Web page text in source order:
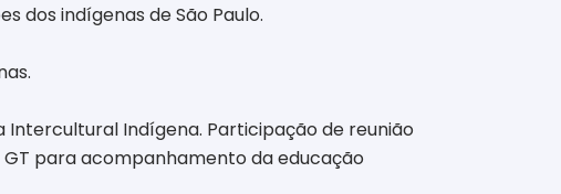
dos indígenas de São Paulo.
Intercultural Indígena. Participação de reunião
GT para acompanhamento da educação